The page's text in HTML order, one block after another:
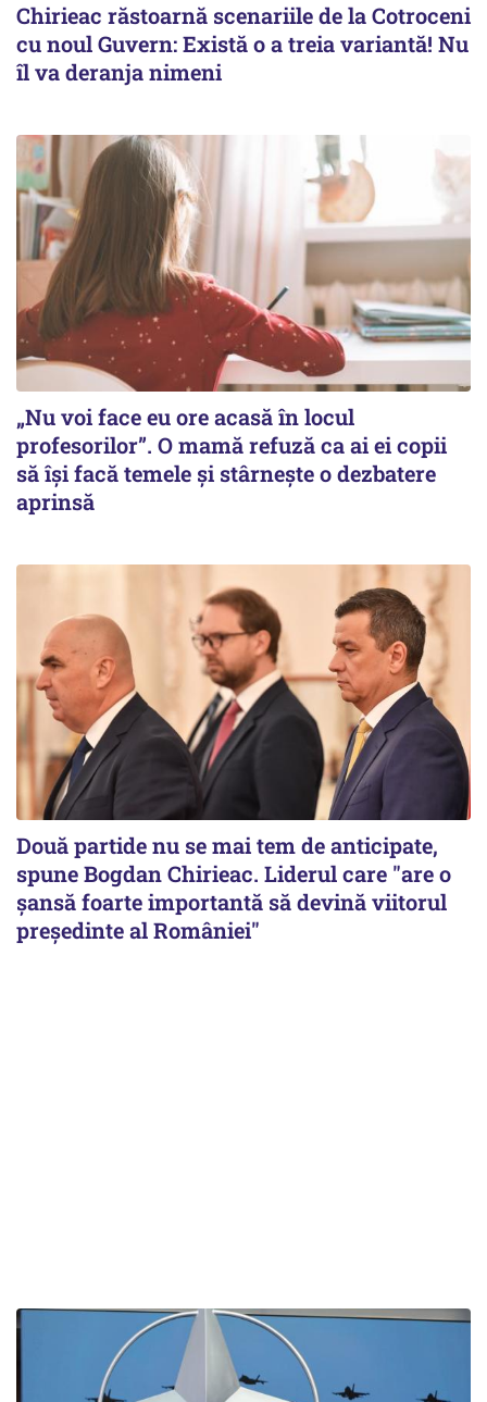
Chirieac răstoarnă scenariile de la Cotroceni
cu noul Guvern: Există o a treia variantă! Nu
îl va deranja nimeni
„Nu voi face eu ore acasă în locul
profesorilor”. O mamă refuză ca ai ei copii
să își facă temele și stârnește o dezbatere
aprinsă
Două partide nu se mai tem de anticipate,
spune Bogdan Chirieac. Liderul care "are o
șansă foarte importantă să devină viitorul
președinte al României"